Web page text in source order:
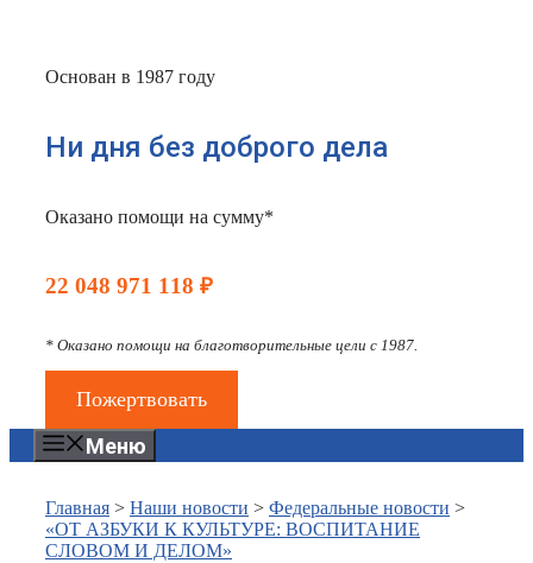
Основан в 1987 году
Ни дня без доброго дела
Оказано помощи на сумму*
22 048 971 118 ₽
* Оказано помощи на благотворительные цели с 1987.
Пожертвовать
Меню
Главная > Наши новости > Федеральные новости >
«ОТ АЗБУКИ К КУЛЬТУРЕ: ВОСПИТАНИЕ
СЛОВОМ И ДЕЛОМ»